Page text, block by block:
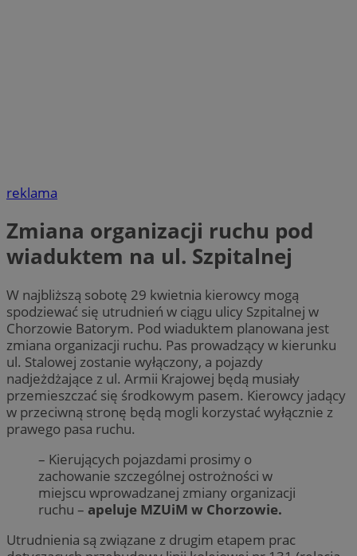
reklama
Zmiana organizacji ruchu pod
wiaduktem na ul. Szpitalnej
W najbliższą sobotę 29 kwietnia kierowcy mogą
spodziewać się utrudnień w ciągu ulicy Szpitalnej w
Chorzowie Batorym. Pod wiaduktem planowana jest
zmiana organizacji ruchu. Pas prowadzący w kierunku
ul. Stalowej zostanie wyłączony, a pojazdy
nadjeżdżające z ul. Armii Krajowej będą musiały
przemieszczać się środkowym pasem. Kierowcy jadący
w przeciwną stronę będą mogli korzystać wyłącznie z
prawego pasa ruchu.
– Kierujących pojazdami prosimy o
zachowanie szczególnej ostrożności w
miejscu wprowadzanej zmiany organizacji
ruchu – apeluje MZUiM w Chorzowie.
Utrudnienia są związane z drugim etapem prac